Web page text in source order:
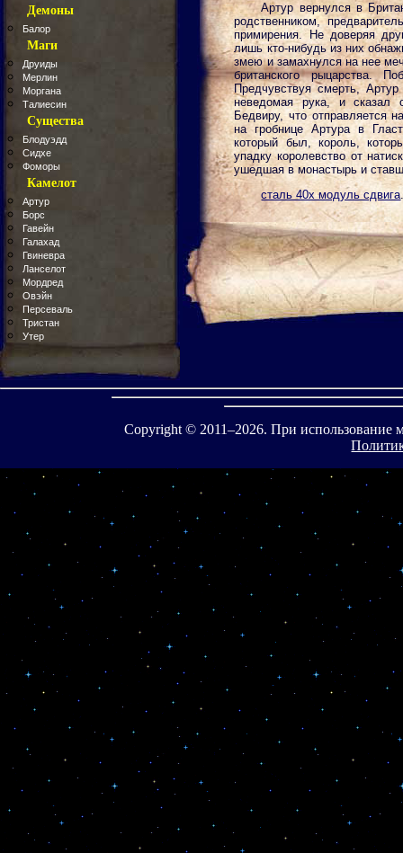
Демоны
Балор
Маги
Друиды
Мерлин
Моргана
Талиесин
Существа
Блодуэдд
Сидхе
Фоморы
Камелот
Артур
Борс
Гавейн
Галахад
Гвиневра
Ланселот
Мордред
Овэйн
Персеваль
Тристан
Утер
Артур вернулся в
родственником,
примирения. Не доверяя
лишь кто-нибудь из них
змею и замахнулся на нее
британского рыцарства.
Предчувствуя смерть,
неведомая рука, и сказал
Бедвиру, что отправляется
на гробнице Артура в
который был, король,
упадку королевство от
ушедшая в монастырь и
сталь 40х модуль сдвига
Copyright © 2011–2026. При использование